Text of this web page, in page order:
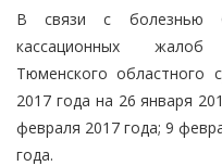
В связи с болезнью
кассационных жалоб
Тюменского областного
2017 года на 26 января
февраля 2017 года; 9
года.